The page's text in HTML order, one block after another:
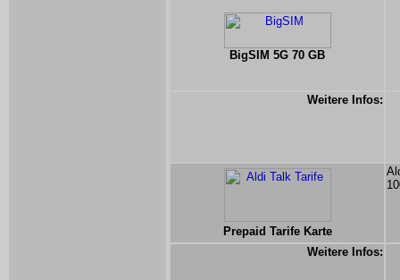
BigSIM 5G 70 GB
Weitere Infos:
Prepaid Tarife Karte
Weitere Infos: